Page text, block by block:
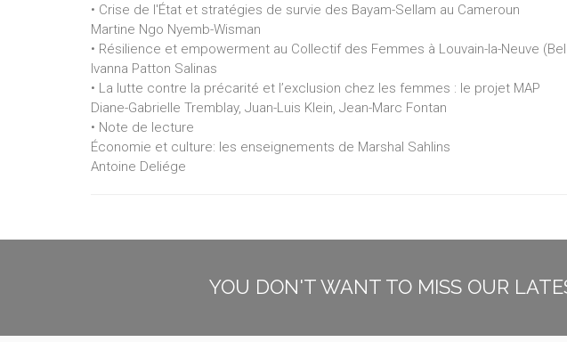
• Crise de l'État et stratégies de survie des Bayam-Sellam au Cameroun
Martine Ngo Nyemb-Wisman
• Résilience et empowerment au Collectif des Femmes à Louvain-la-Neuve
Ivanna Patton Salinas
• La lutte contre la précarité et l’exclusion chez les femmes : le projet MAP
Diane-Gabrielle Tremblay, Juan-Luis Klein, Jean-Marc Fontan
• Note de lecture
Économie et culture: les enseignements de Marshal Sahlins
Antoine Deliége
YOU DON'T WANT TO MISS OUR